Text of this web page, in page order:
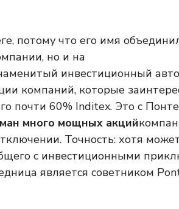
потому что его имя
но и на
инвестиционный
компаний, которые
почти 60% Inditex. Это с
много мощных акций
Точность: хотя
с инвестиционными
является советником